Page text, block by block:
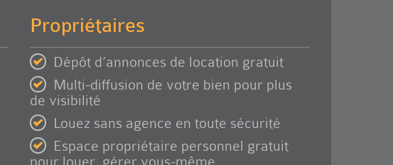
Propriétaires
Dépôt d’annonces de location gratuit
Multi-diffusion de votre bien pour plus
de visibilité
Louez sans agence en toute sécurité
Espace propriétaire personnel gratuit
pour louer, gérer vous-même